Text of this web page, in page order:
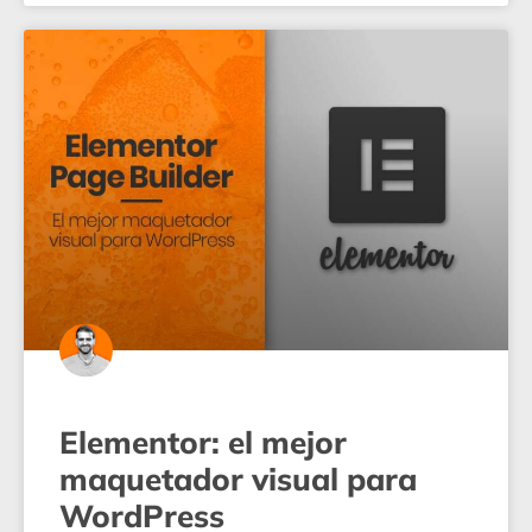
Elementor: el mejor
maquetador visual para
WordPress